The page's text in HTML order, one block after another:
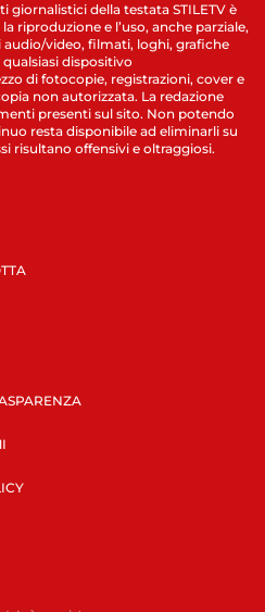
giornalistici della testata STILETV è
riproduzione e l’uso, anche parziale,
video, filmati, loghi, grafiche
dispositivo
di fotocopie, registrazioni, cover e
non autorizzata. La redazione
presenti sul sito. Non potendo
resta disponibile ad eliminarli su
risultano offensivi e oltraggiosi.